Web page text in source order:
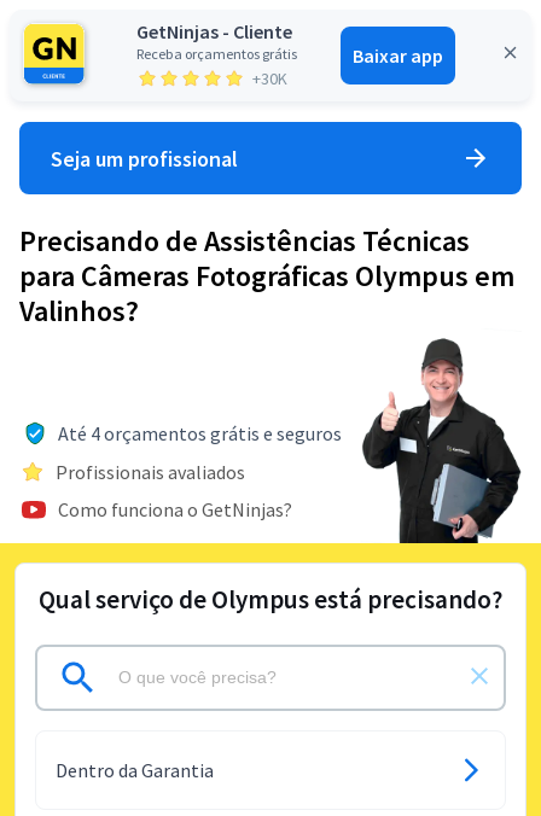
GetNinjas - Cliente
Receba orçamentos grátis
+30K
Baixar app
Entrar
Seja um profissional
Precisando de Assistências Técnicas
para Câmeras Fotográficas Olympus em
Valinhos?
Até 4 orçamentos grátis e seguros
Profissionais avaliados
Como funciona o GetNinjas?
Qual serviço de Olympus está precisando?
Dentro da Garantia